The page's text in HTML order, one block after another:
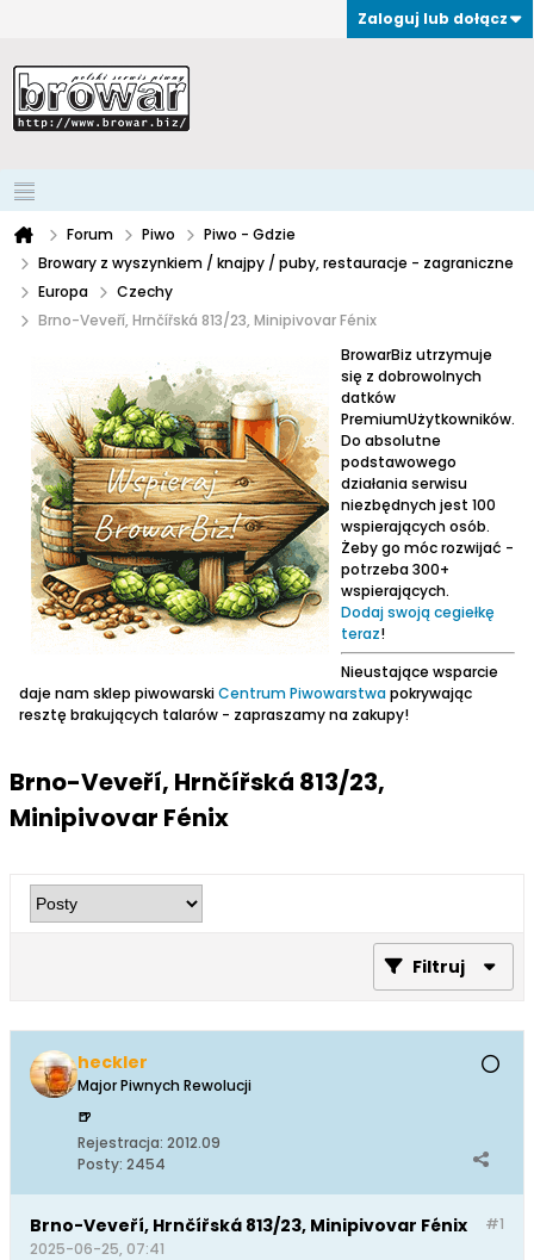
Zaloguj lub dołącz
Forum Piwo
Piwo - Gdzie
Browary z wyszynkiem / knajpy / puby, restauracje - zagraniczne
Europa
Czechy
Brno-Veveří, Hrnčířská 813/23, Minipivovar Fénix
BrowarBiz utrzymuje
się z dobrowolnych
datków
PremiumUżytkowników.
Do absolutne
podstawowego
działania serwisu
niezbędnych jest 100
wspierających osób.
Żeby go móc rozwijać -
potrzeba 300+
wspierających.
Dodaj swoją cegiełkę
teraz!
Nieustające wsparcie
daje nam sklep piwowarskiCentrum Piwowarstwapokrywając
resztę brakujących talarów - zapraszamy na zakupy!
Brno-Veveří, Hrnčířská 813/23,
Minipivovar Fénix
Filtruj
heckler
Major Piwnych Rewolucji
🍺
Rejestracja: 2012.09
Posty: 2454
#1
Brno-Veveří, Hrnčířská 813/23, Minipivovar Fénix
2025-06-25, 07:41